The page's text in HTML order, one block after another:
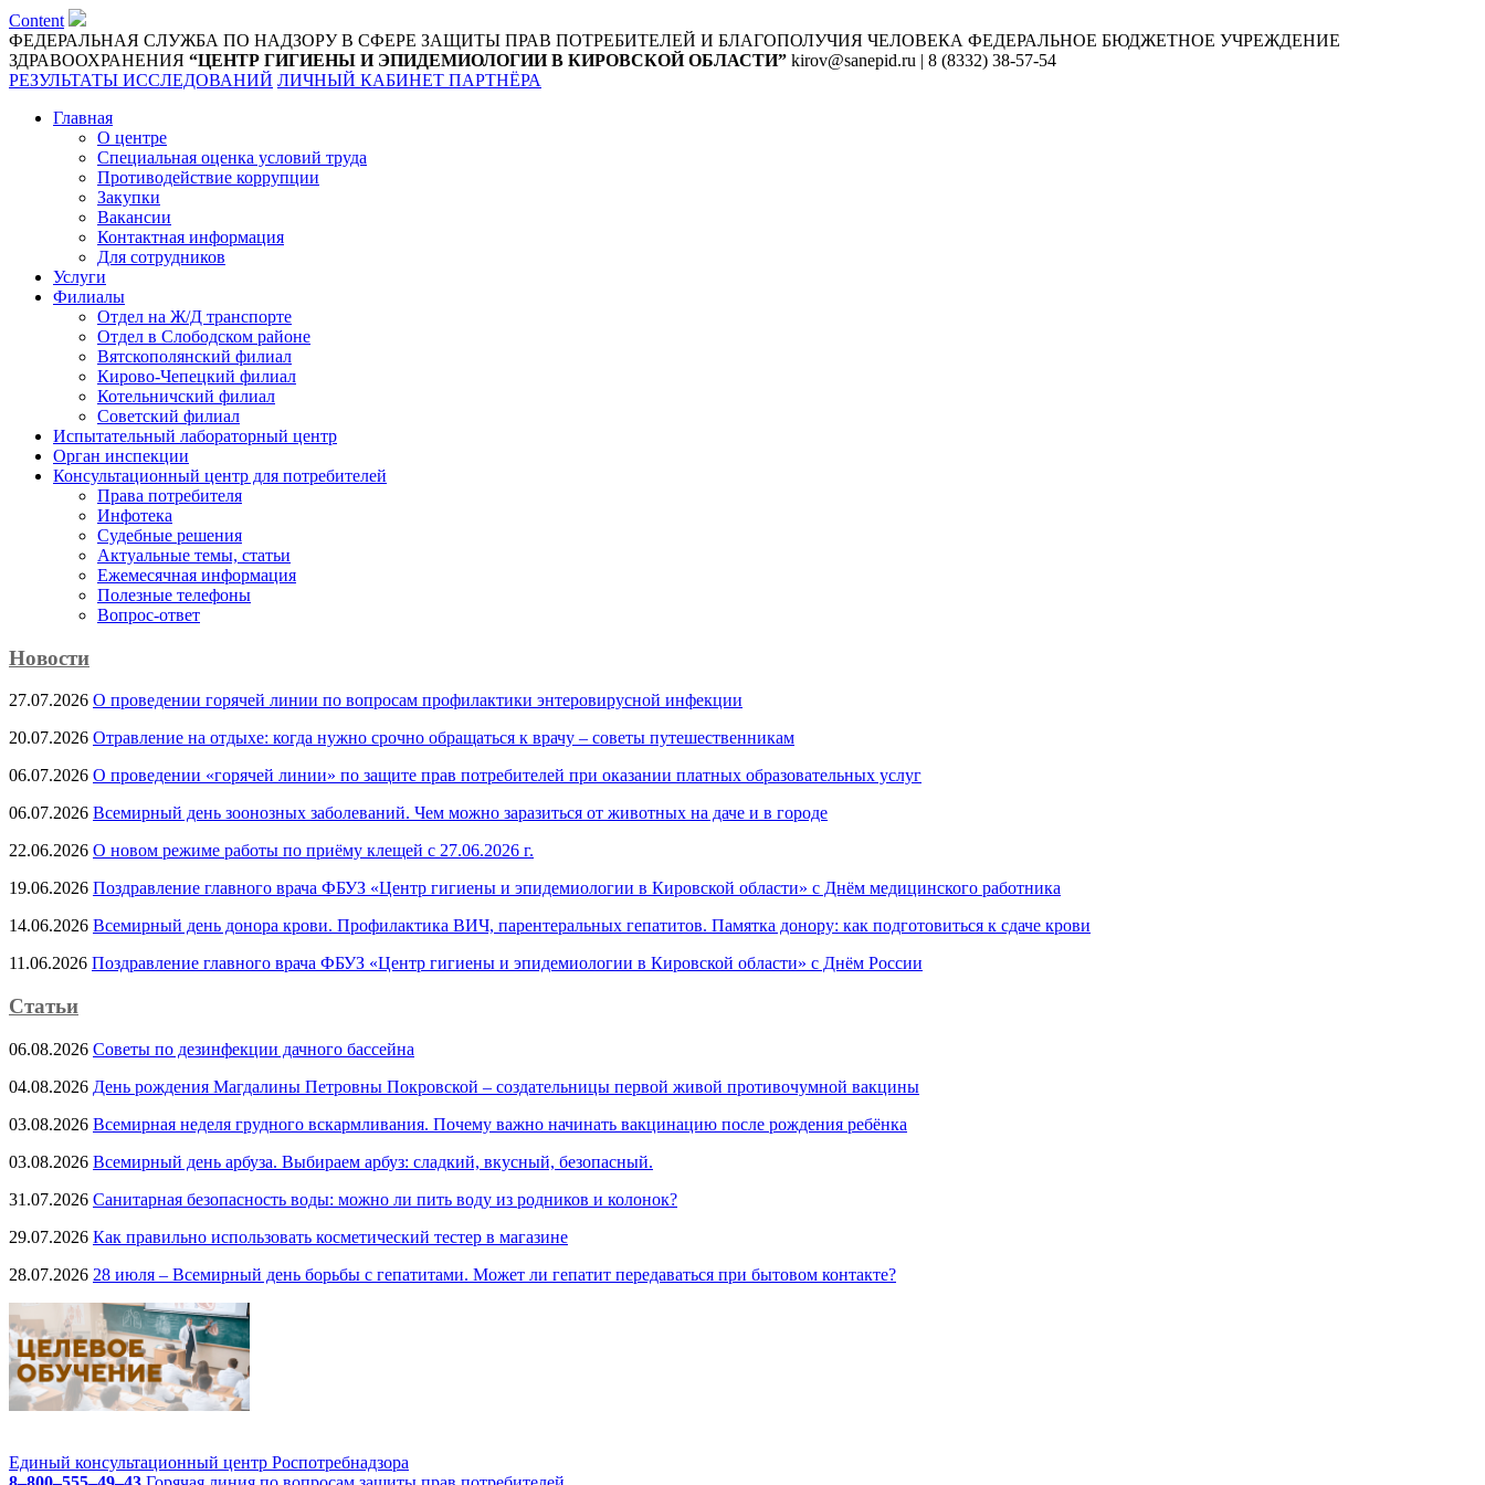
Content
ФЕДЕРАЛЬНАЯ СЛУЖБА ПО НАДЗОРУ В СФЕРЕ ЗАЩИТЫ ПРАВ ПОТРЕБИТЕЛЕЙ И БЛАГОПОЛУЧИЯ ЧЕЛОВЕКА ФЕДЕРАЛЬНОЕ БЮДЖЕТНОЕ УЧРЕЖДЕНИЕ
ЗДРАВООХРАНЕНИЯ “ЦЕНТР ГИГИЕНЫ И ЭПИДЕМИОЛОГИИ В КИРОВСКОЙ ОБЛАСТИ” kirov@sanepid.ru | 8 (8332) 38-57-54
РЕЗУЛЬТАТЫ ИССЛЕДОВАНИЙ ЛИЧНЫЙ КАБИНЕТ ПАРТНЁРА
Главная
О центре
Специальная оценка условий труда
Противодействие коррупции
Закупки
Вакансии
Контактная информация
Для сотрудников
Услуги
Филиалы
Отдел на Ж/Д транспорте
Отдел в Слободском районе
Вятскополянский филиал
Кирово-Чепецкий филиал
Котельничский филиал
Советский филиал
Испытательный лабораторный центр
Орган инспекции
Консультационный центр для потребителей
Права потребителя
Инфотека
Судебные решения
Актуальные темы, cтатьи
Ежемесячная информация
Полезные телефоны
Вопрос-ответ
Новости
27.07.2026 О проведении горячей линии по вопросам профилактики энтеровирусной инфекции
20.07.2026 Отравление на отдыхе: когда нужно срочно обращаться к врачу – советы путешественникам
06.07.2026 О проведении «горячей линии» по защите прав потребителей при оказании платных образовательных услуг
06.07.2026 Всемирный день зоонозных заболеваний. Чем можно заразиться от животных на даче и в городе
22.06.2026 О новом режиме работы по приёму клещей с 27.06.2026 г.
19.06.2026 Поздравление главного врача ФБУЗ «Центр гигиены и эпидемиологии в Кировской области» с Днём медицинского работника
14.06.2026 Всемирный день донора крови. Профилактика ВИЧ, парентеральных гепатитов. Памятка донору: как подготовиться к сдаче крови
11.06.2026 Поздравление главного врача ФБУЗ «Центр гигиены и эпидемиологии в Кировской области» с Днём России
Статьи
06.08.2026 Советы по дезинфекции дачного бассейна
04.08.2026 День рождения Магдалины Петровны Покровской – создательницы первой живой противочумной вакцины
03.08.2026 Всемирная неделя грудного вскармливания. Почему важно начинать вакцинацию после рождения ребёнка
03.08.2026 Всемирный день арбуза. Выбираем арбуз: сладкий, вкусный, безопасный.
31.07.2026 Санитарная безопасность воды: можно ли пить воду из родников и колонок?
29.07.2026 Как правильно использовать косметический тестер в магазине
28.07.2026 28 июля – Всемирный день борьбы с гепатитами. Может ли гепатит передаваться при бытовом контакте?
Единый консультационный центр Роспотребнадзора